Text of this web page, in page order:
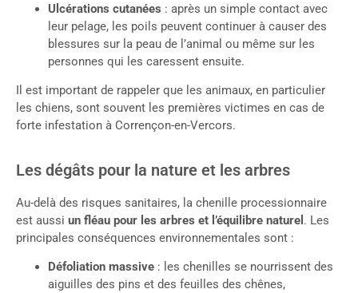
Ulcérations cutanées : après un simple contact avec
leur pelage, les poils peuvent continuer à causer des
blessures sur la peau de l’animal ou même sur les
personnes qui les caressent ensuite.
Il est important de rappeler que les animaux, en particulier
les chiens, sont souvent les premières victimes en cas de
forte infestation à Corrençon-en-Vercors.
Les dégâts pour la nature et les arbres
Au-delà des risques sanitaires, la chenille processionnaire
est aussi un fléau pour les arbres et l’équilibre naturel . Les
principales conséquences environnementales sont :
Défoliation massive : les chenilles se nourrissent des
aiguilles des pins et des feuilles des chênes,